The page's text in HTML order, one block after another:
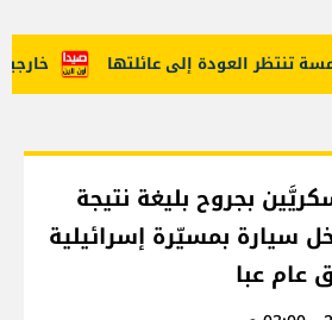
خارجية العودة إلى عائلتها
بجروح بليغة نتيجة
سيارة بمسيّرة إسرائيلية
عام عبا